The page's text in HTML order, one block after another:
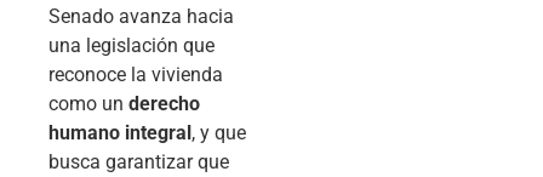
Senado avanza hacia
una legislación que
reconoce la vivienda
como un derecho
humano integral, y que
busca garantizar que